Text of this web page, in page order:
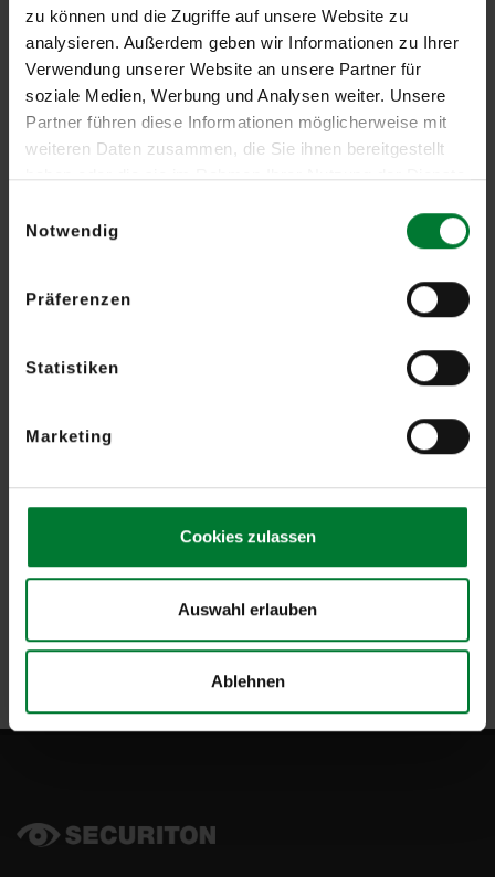
zu können und die Zugriffe auf unsere Website zu
analysieren. Außerdem geben wir Informationen zu Ihrer
Verwendung unserer Website an unsere Partner für
soziale Medien, Werbung und Analysen weiter. Unsere
Partner führen diese Informationen möglicherweise mit
weiteren Daten zusammen, die Sie ihnen bereitgestellt
haben oder die sie im Rahmen Ihrer Nutzung der Dienste
Notwendig
Präferenzen
Statistiken
Marketing
Cookies zulassen
Auswahl erlauben
Ablehnen
SecuriDrone Fortress »
Weitere Informationen
Treten Sie mit uns in Kontakt
Kontaktformular